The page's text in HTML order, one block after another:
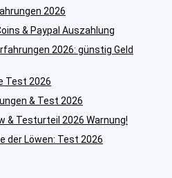
2026
& Paypal Auszahlung
2026: günstig Geld
Test 2026
& Test 2026
& Testurteil 2026 Warnung!
der Löwen: Test 2026